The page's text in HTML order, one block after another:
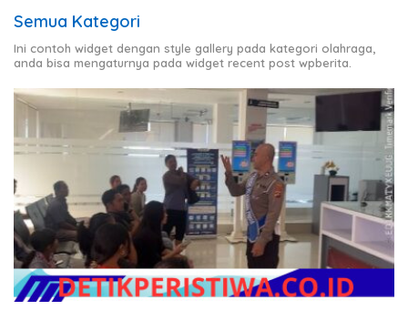
Semua Kategori
Ini contoh widget dengan style gallery pada kategori olahraga,
anda bisa mengaturnya pada widget recent post wpberita.